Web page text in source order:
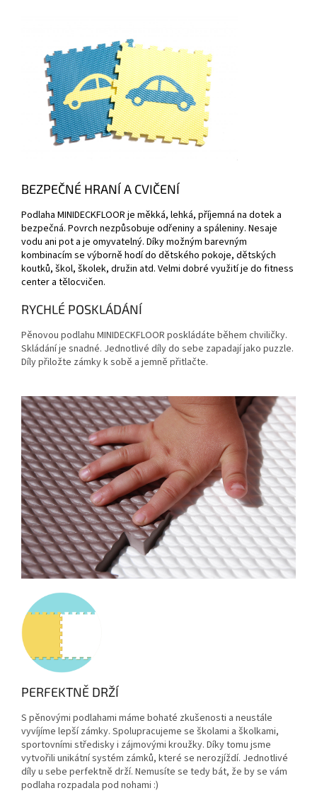
BEZPEČNÉ HRANÍ A CVIČENÍ
Podlaha MINIDECKFLOOR je měkká, lehká, příjemná na dotek a
bezpečná. Povrch nezpůsobuje odřeniny a spáleniny. Nesaje
vodu ani pot a je omyvatelný. Díky možným barevným
kombinacím se výborně hodí do dětského pokoje, dětských
koutků, škol, školek, družin atd. Velmi dobré využití je do fitness
center a tělocvičen.
RYCHLÉ POSKLÁDÁNÍ
Pěnovou podlahu MINIDECKFLOOR poskládáte během chviličky.
Skládání je snadné. Jednotlivé díly do sebe zapadají jako puzzle.
Díly přiložte zámky k sobě a jemně přitlačte.
PERFEKTNĚ DRŽÍ
S pěnovými podlahami máme bohaté zkušenosti a neustále
vyvíjíme lepší zámky. Spolupracujeme se školami a školkami,
sportovními středisky i zájmovými kroužky. Díky tomu jsme
vytvořili unikátní systém zámků, které se nerozjíždí. Jednotlivé
díly u sebe perfektně drží. Nemusíte se tedy bát, že by se vám
podlaha rozpadala pod nohami :)